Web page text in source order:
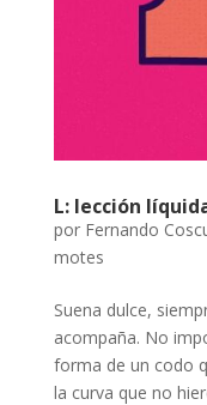
L: lección
por Fernando
motes
Suena dulce,
acompaña. No
forma de un codo
la curva que no